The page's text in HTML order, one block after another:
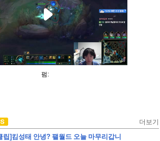
펌:
더보기
립]킴성태 안녕? 팰월드 오늘 마무리갑니